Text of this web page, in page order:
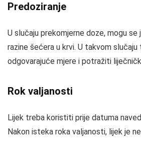
Predoziranje
U slučaju prekomjerne doze, mogu
razine šećera u krvi. U takvom
odgovarajuće mjere i potražiti
Rok valjanosti
Lijek treba koristiti prije datuma
Nakon isteka roka valjanosti, lijek je